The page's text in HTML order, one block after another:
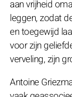
aan vrijheid
leggen, zodat
en toegewijd
voor zijn
verveling, zijn
Antoine